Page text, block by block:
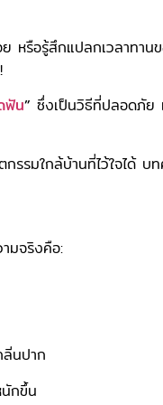
หรือรู้สึกแปลกเวลาทาน
ฟัน” ซึ่งเป็นวิธีที่ปลอดภัย
รรมใกล้บ้านที่ไว้ใจได้
มจริงคือ:
นปาก
นักขึ้น